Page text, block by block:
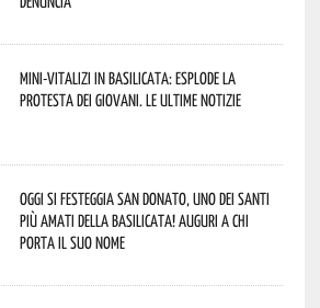
Mini-vitalizi in Basilicata: esplode la
protesta dei giovani. Le ultime notizie
Oggi si festeggia San Donato, uno dei Santi
più amati della Basilicata! Auguri a chi
porta il suo nome